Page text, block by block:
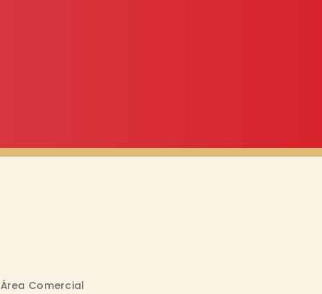
Área Comercial